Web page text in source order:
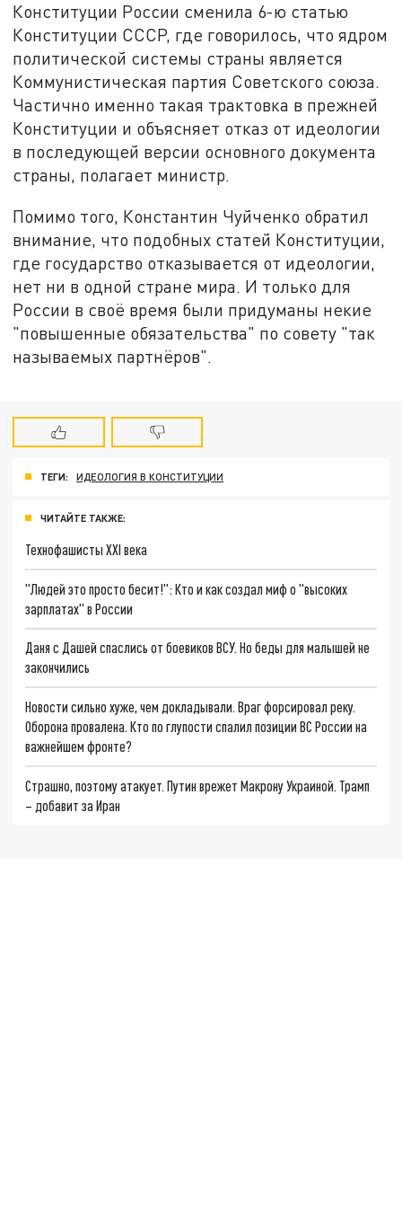
Конституции России сменила 6-ю статью
Конституции СССР, где говорилось, что ядром
политической системы страны является
Коммунистическая партия Советского союза.
Частично именно такая трактовка в прежней
Конституции и объясняет отказ от идеологии
в последующей версии основного документа
страны, полагает министр.
Помимо того, Константин Чуйченко обратил
внимание, что подобных статей Конституции,
где государство отказывается от идеологии,
нет ни в одной стране мира. И только для
России в своё время были придуманы некие
"повышенные обязательства" по совету "так
называемых партнёров".
ТЕГИ: ИДЕОЛОГИЯ В КОНСТИТУЦИИ
ЧИТАЙТЕ ТАКЖЕ:
Технофашисты XXI века
"Людей это просто бесит!": Кто и как создал миф о "высоких
зарплатах" в России
Даня с Дашей спаслись от боевиков ВСУ. Но беды для малышей не
закончились
Новости сильно хуже, чем докладывали. Враг форсировал реку.
Оборона провалена. Кто по глупости спалил позиции ВС России на
важнейшем фронте?
Страшно, поэтому атакует. Путин врежет Макрону Украиной. Трамп
– добавит за Иран